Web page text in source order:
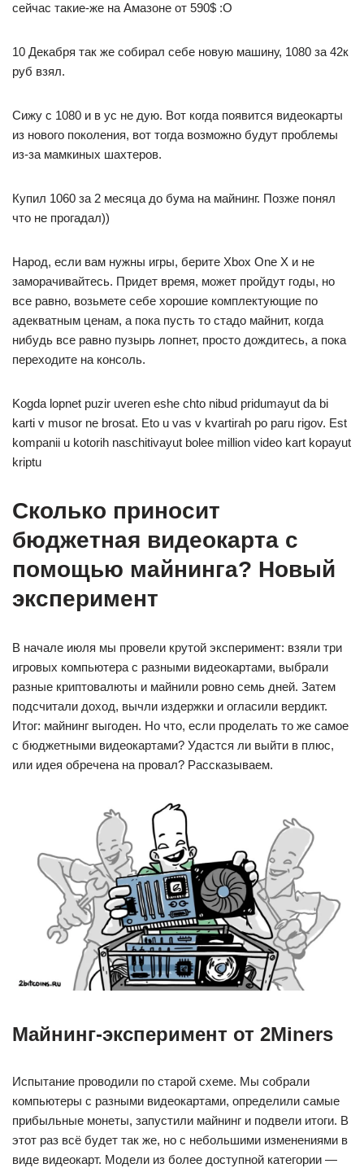
сейчас такие-же на Амазоне от 590$ :O
10 Декабря так же собирал себе новую машину, 1080 за 42к
руб взял.
Сижу с 1080 и в ус не дую. Вот когда появится видеокарты
из нового поколения, вот тогда возможно будут проблемы
из-за мамкиных шахтеров.
Купил 1060 за 2 месяца до бума на майнинг. Позже понял
что не прогадал))
Народ, если вам нужны игры, берите Xbox One X и не
заморачивайтесь. Придет время, может пройдут годы, но
все равно, возьмете себе хорошие комплектующие по
адекватным ценам, а пока пусть то стадо майнит, когда
нибудь все равно пузырь лопнет, просто дождитесь, а пока
переходите на консоль.
Kogda lopnet puzir uveren eshe chto nibud pridumayut da bi
karti v musor ne brosat. Eto u vas v kvartirah po paru rigov. Est
kompanii u kotorih naschitivayut bolee million video kart kopayut
kriptu
Сколько приносит
бюджетная видеокарта с
помощью майнинга? Новый
эксперимент
В начале июля мы провели крутой эксперимент: взяли три
игровых компьютера с разными видеокартами, выбрали
разные криптовалюты и майнили ровно семь дней. Затем
подсчитали доход, вычли издержки и огласили вердикт.
Итог: майнинг выгоден. Но что, если проделать то же самое
с бюджетными видеокартами? Удастся ли выйти в плюс,
или идея обречена на провал? Рассказываем.
Майнинг-эксперимент от 2Miners
Испытание проводили по старой схеме. Мы собрали
компьютеры с разными видеокартами, определили самые
прибыльные монеты, запустили майнинг и подвели итоги. В
этот раз всё будет так же, но с небольшими изменениями в
виде видеокарт. Модели из более доступной категории —